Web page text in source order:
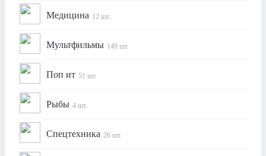
Медицина 12 шт.
Мультфильмы 149 шт.
Поп ит 51 шт.
Рыбы 4 шт.
Спецтехника 26 шт.